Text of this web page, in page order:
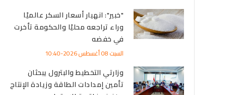
"خبير": انهيار أسعار السكر عالميًا
وراء تراجعه محليًا والحكومة تأخرت
في خفضه
السبت 08 أغسطس 2026-10:40
وزارتي التخطيط والبترول يبحثان
تأمين إمدادات الطاقة وزيادة الإنتاج